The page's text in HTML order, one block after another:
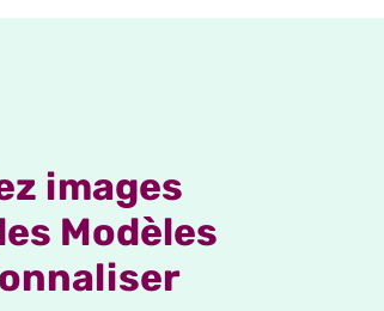
images
Modèles